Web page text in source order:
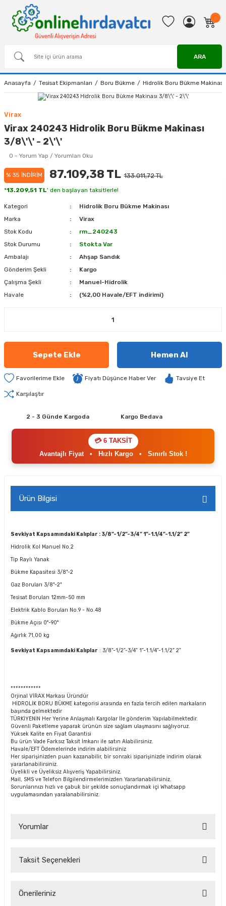
ARA
Anasayfa Tesisat Ekipmanları Boru Bükme Hidrolik Boru Bükme Makinası
Virax
Virax 240243 Hidrolik Boru Bükme Makinası
3/8\'\' - 2\'\'
0 - Yorum Yap / Yorumları Oku
% 35 İNDİRİM 87.109,38 TL 133.011,72 TL
*13.209,51 TL' den başlayan taksitlerle!
Kategori
Hidrolik Boru Bükme Makinası
Marka
Virax
Stok Kodu
rm_240243
Stok Durumu
Stokta Var
Ambalajı
Ahşap Sandık
Gönderim Şekli
Kargo
Çalışma Şekli
Manuel-Hidrolik
Havale
(%2,00 Havale/EFT indirimi)
Sepete Ekle Hemen Al
Fiyatı Düşünce Haber Ver Tavsiye Et
Karşılaştır
2 - 3 Günde Kargoda Kargo Bedava
💳 6 TAKSİT
Avantajlı Fiyat• Hızlı Kargo• Sınırlı Stok !
Ürün Bilgisi
Sevkiyat Kapsamındaki Kalıplar : 3/8”-1/2”-3/4” 1”-1.1/4”-1.1/2” 2”
Hidrolik Kol Manuel No.2
Tip Raylı Yanak
Bükme Kapasitesi 3/8"-2
Gaz Boruları 3/8"-2"
Tesisat Boruları 12mm-50 mm
Elektrik Kablo Boruları No.9 - No.48
Bükme Açısı 0°-90°
Ağırlık 71,00 kg
Sevkiyat Kapsamındaki Kalıplar : 3/8”-1/2”-3/4” 1”-1.1/4”-1.1/2” 2”
************
Orjinal VİRAX Markası Üründür
HİDROLİK BORU BÜKME kategorisi arasında en fazla tercih edilen markaların
başında gelmektedir
TÜRKİYENİN Her Yerine Anlaşmalı Kargolar İle gönderim Yapılabilmektedir.
Güvenli Paketleme yaparak ürünün size sağlam ulaşmasını sağlıyoruz.
Yüksek Kalite en Fiyat Garantisi
Bu ürün Vade Farksız Taksit İmkanı ile satın Alabilirsiniz.
Havale/EFT Ödemelerinde indirim alabilirsiniz
Her siparişinizden puan kazanabilir, bir sonraki siparişinizde indirim olarak
yararlanabilirsiniz.
Üyelikli ve Üyeliksiz Alışveriş Yapabilirsiniz.
Mail, SMS ve Telefon Bilgilendirmelerimizden Yararlanabilirsiniz.
Sorunlarınızı hızlı ve çabuk bir şekilde sonuçlandırmak içi Whatsapp
uygulamasından yaralanabilirsiniz.
Yorumlar
Taksit Seçenekleri
Önerileriniz